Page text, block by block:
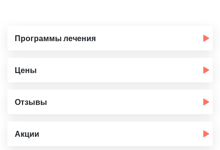
Программы лечения
Цены
Отзывы
Акции